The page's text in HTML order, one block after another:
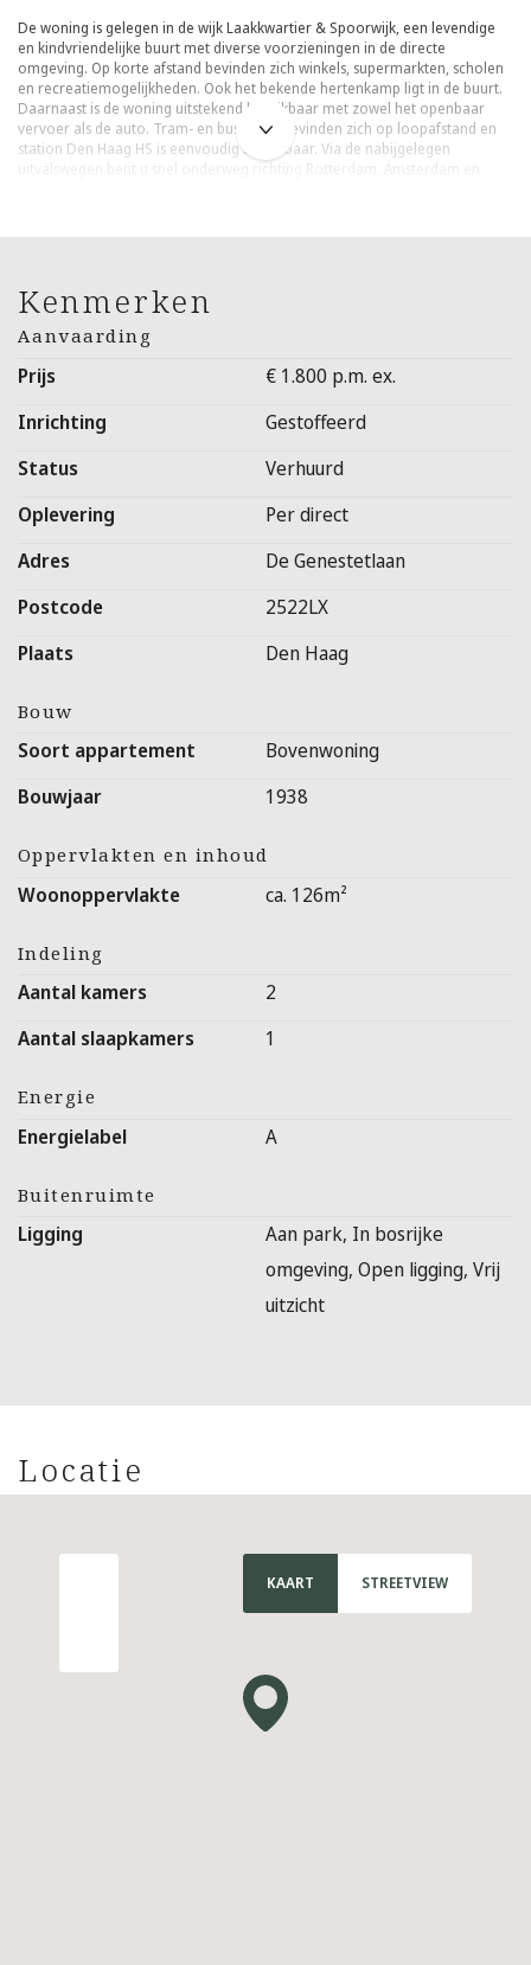
De woning is gelegen in de wijk Laakkwartier & Spoorwijk, een levendige
en kindvriendelijke buurt met diverse voorzieningen in de directe
omgeving. Op korte afstand bevinden zich winkels, supermarkten, scholen
en recreatiemogelijkheden. Ook het bekende hertenkamp ligt in de buurt.
Daarnaast is de woning uitstekend bereikbaar met zowel het openbaar
vervoer als de auto. Tram- en bushaltes bevinden zich op loopafstand en
station Den Haag HS is eenvoudig bereikbaar. Via de nabijgelegen
uitvalswegen bent u snel onderweg richting Rotterdam, Amsterdam en
-Per direct beschikbaar
-Volledig gerenoveerd
-5 slaapkamers
-2 badkamers
-Balkon
-Energielabel A
-Geen woningdelers toegestaan
Bezichtingsaanvragen uitsluitend per e-mail via: info@defamiliemakelaar.nl
Kenmerken
Aanvaarding
Prijs
€ 1.800 p.m. ex.
Inrichting
Gestoffeerd
Status
Verhuurd
Oplevering
Per direct
Adres
De Genestetlaan
Postcode
2522LX
Plaats
Den Haag
Bouw
Soort appartement
Bovenwoning
Bouwjaar
1938
Oppervlakten en inhoud
Woonoppervlakte ca. 126m²
Indeling
Aantal kamers
2
Aantal slaapkamers
1
Energie
Energielabel A
Buitenruimte
Ligging
Aan park, In bosrijke
omgeving, Open ligging, Vrij
uitzicht
Locatie
KAART STREETVIEW